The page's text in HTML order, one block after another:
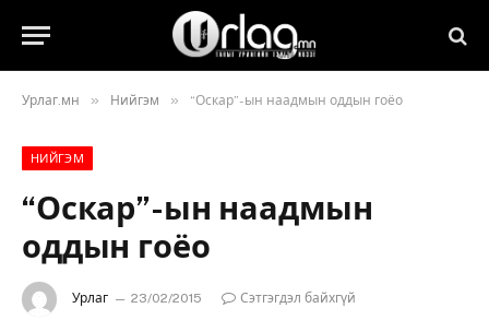
Урлаг.мн » Нийгэм » “Оскар”-ын наадмын оддын гоёо
НИЙГЭМ
“Оскар”-ын наадмын
оддын гоёо
Урлаг 23/02/2015
Сэтгэгдэл байхгүй